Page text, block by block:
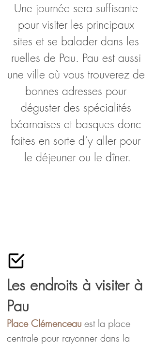
Une journée sera suffisante
pour visiter les principaux
sites et se balader dans les
ruelles de Pau. Pau est aussi
une ville où vous trouverez de
bonnes adresses pour
déguster des spécialités
béarnaises et basques donc
faites en sorte d’y aller pour
le déjeuner ou le dîner.
Les endroits à visiter à
Pau
Place Clémenceau est la place
centrale pour rayonner dans la